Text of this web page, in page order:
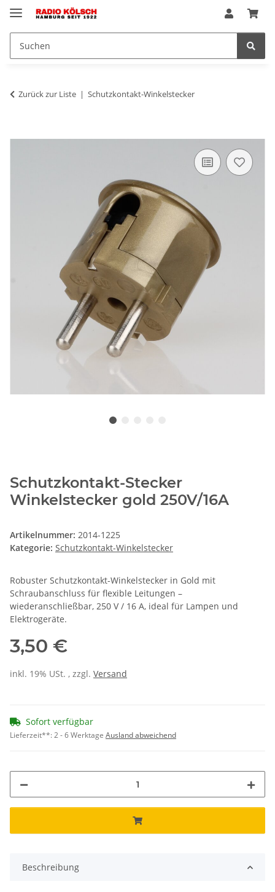
Zurück zur Liste Schutzkontakt-Winkelstecker
Schutzkontakt-Stecker
Winkelstecker gold 250V/16A
Artikelnummer: 2014-1225
Kategorie: Schutzkontakt-Winkelstecker
Robuster Schutzkontakt-Winkelstecker in Gold mit
Schraubanschluss für flexible Leitungen –
wiederanschließbar, 250 V / 16 A, ideal für Lampen und
Elektrogeräte.
3,50 €
inkl. 19% USt. , zzgl. Versand
Sofort verfügbar
Lieferzeit**:2 - 6 Werktage Ausland abweichend
Beschreibung